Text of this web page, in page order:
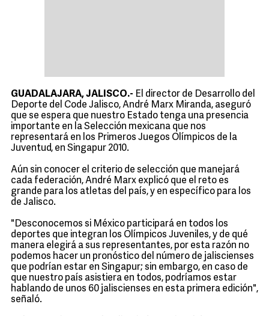
GUADALAJARA, JALISCO.- El director de Desarrollo del
Deporte del Code Jalisco, André Marx Miranda, aseguró
que se espera que nuestro Estado tenga una presencia
importante en la Selección mexicana que nos
representará en los Primeros Juegos Olímpicos de la
Juventud, en Singapur 2010.
Aún sin conocer el criterio de selección que manejará
cada federación, André Marx explicó que el reto es
grande para los atletas del país, y en específico para los
de Jalisco.
"Desconocemos si México participará en todos los
deportes que integran los Olímpicos Juveniles, y de qué
manera elegirá a sus representantes, por esta razón no
podemos hacer un pronóstico del número de jaliscienses
que podrían estar en Singapur; sin embargo, en caso de
que nuestro país asistiera en todos, podríamos estar
hablando de unos 60 jaliscienses en esta primera edición",
señaló.